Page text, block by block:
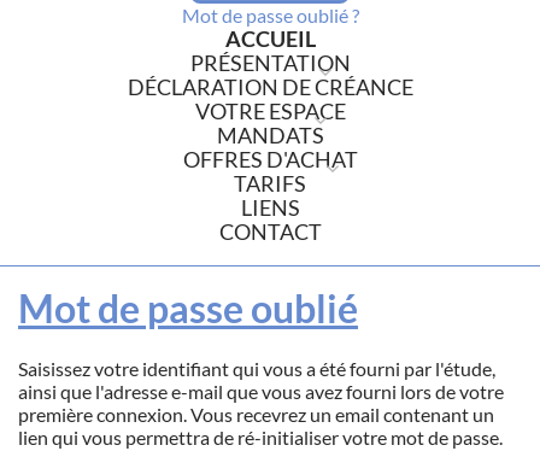
Mot de passe oublié ?
ACCUEIL
PRÉSENTATION
DÉCLARATION DE CRÉANCE
VOTRE ESPACE
MANDATS
OFFRES D'ACHAT
TARIFS
LIENS
CONTACT
Mot de passe oublié
Saisissez votre identifiant qui vous a été fourni par l'étude,
ainsi que l'adresse e-mail que vous avez fourni lors de votre
première connexion. Vous recevrez un email contenant un
lien qui vous permettra de ré-initialiser votre mot de passe.